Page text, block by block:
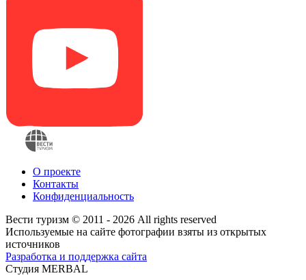
О проекте
Контакты
Конфиденциальность
Вести туризм © 2011 - 2026 All rights reserved
Используемые на сайте фотографии взяты из открытых
источников
Разработка и поддержка сайта
Студия MERBAL